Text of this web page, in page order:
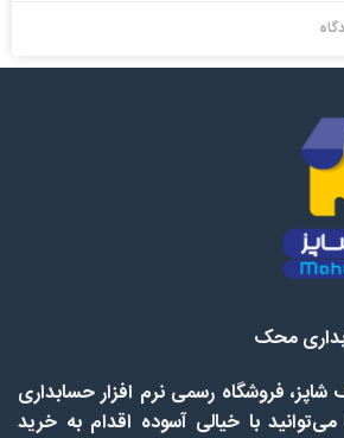
محک
شاپز، فروشگاه رسمی نرم افزار حسابداری
با خیالی آسوده اقدام به خرید